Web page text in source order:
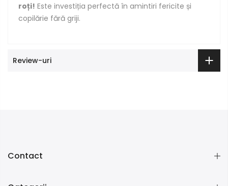
roți! Este investiția perfectă în amintiri fericite și
copilărie fără griji.
Review-uri
Contact